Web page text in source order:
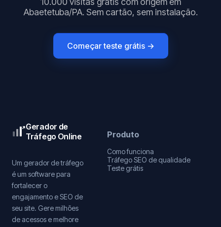
Abaetetuba/PA. Sem cartão, sem instalação.
Começar teste grátis →
Gerador de
Tráfego Online
Um gerador de tráfego
é um software para
fortalecer o
engajamento e SEO de
seu site. Gere milhões
de acessos e melhore
Produto
Como funciona
Tráfego SEO de qualidade
Teste grátis